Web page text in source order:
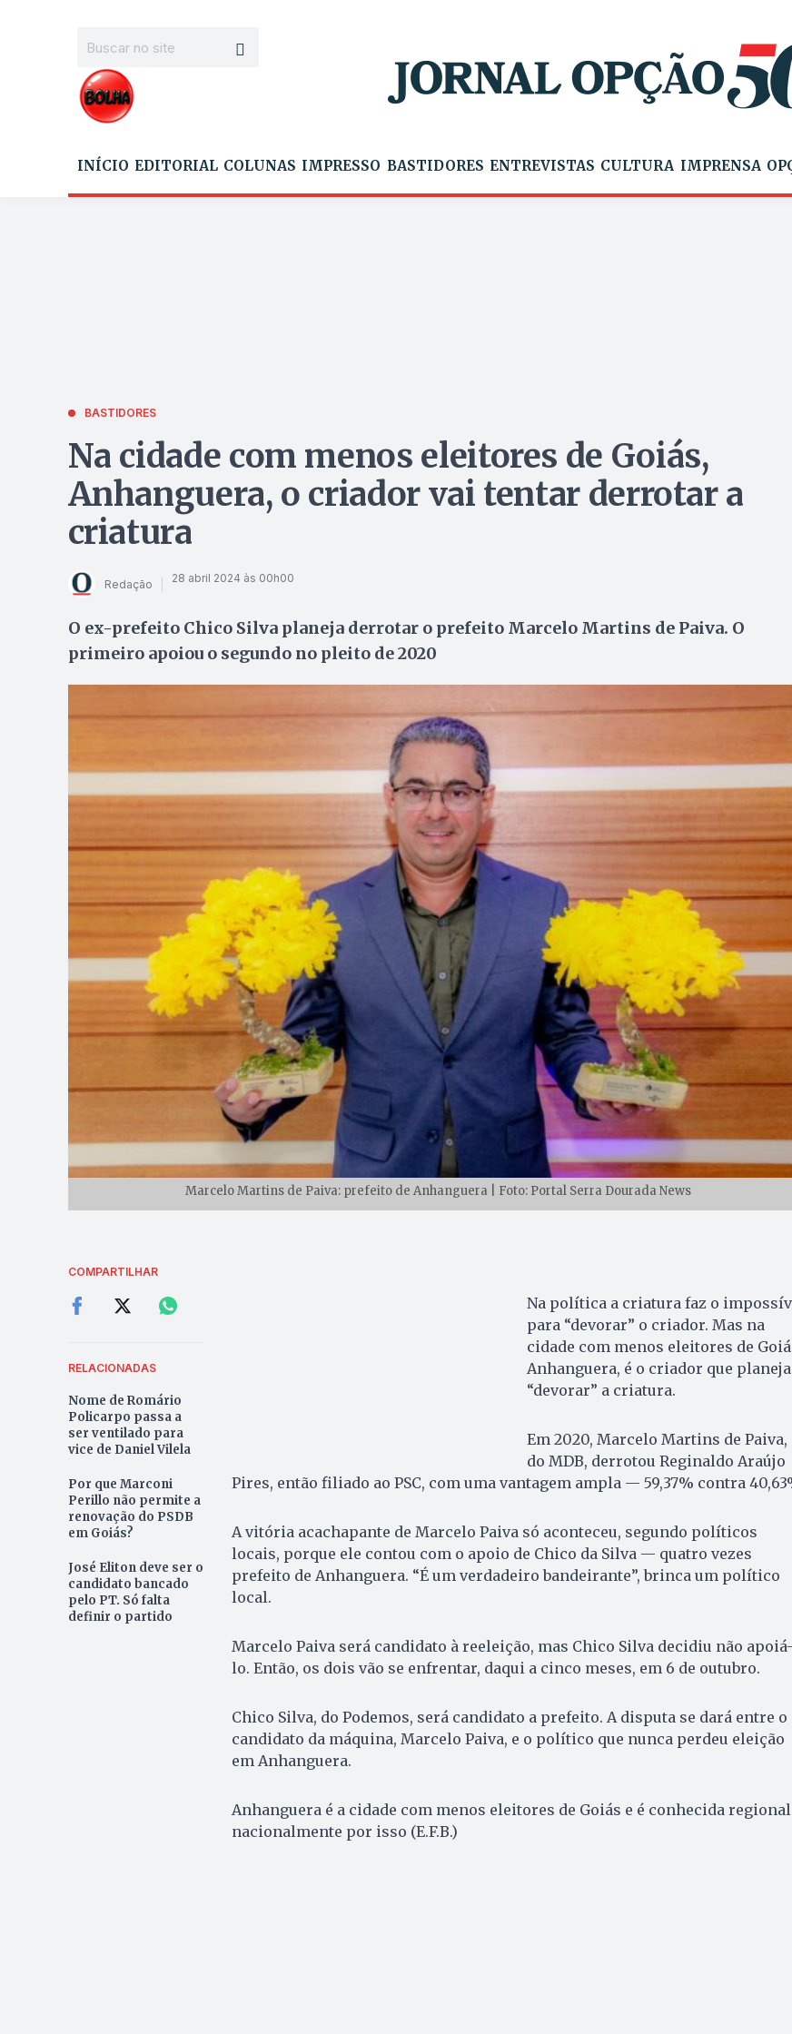
INÍCIO EDITORIAL COLUNAS IMPRESSO BASTIDORES ENTREVISTAS CULTURA IMPRENSA
BASTIDORES
Na cidade com menos eleitores de Goiás,
Anhanguera, o criador vai tentar derrotar a
criatura
Redação 28 abril 2024 às 00h00
O ex-prefeito Chico Silva planeja derrotar o prefeito Marcelo Martins de Paiva. O
primeiro apoiou o segundo no pleito de 2020
Marcelo Martins de Paiva: prefeito de Anhanguera | Foto: Portal Serra Dourada News
COMPARTILHAR
RELACIONADAS
Nome de Romário
Policarpo passa a
ser ventilado para
vice de Daniel Vilela
Por que Marconi
Perillo não permite a
renovação do PSDB
em Goiás?
José Eliton deve ser o
candidato bancado
pelo PT. Só falta
definir o partido
Na política a criatura faz o
para “devorar” o criador. Mas na
cidade com menos eleitores de
Anhanguera, é o criador que planeja
“devorar” a criatura.
Em 2020, Marcelo Martins de Paiva,
do MDB, derrotou Reginaldo Araújo
Pires, então filiado ao PSC, com uma vantagem ampla — 59,37% contra
A vitória acachapante de Marcelo Paiva só aconteceu, segundo políticos
locais, porque ele contou com o apoio de Chico da Silva — quatro vezes
prefeito de Anhanguera. “É um verdadeiro bandeirante”, brinca um político
local.
Marcelo Paiva será candidato à reeleição, mas Chico Silva decidiu não apoiá-
lo. Então, os dois vão se enfrentar, daqui a cinco meses, em 6 de outubro.
Chico Silva, do Podemos, será candidato a prefeito. A disputa se dará entre o
candidato da máquina, Marcelo Paiva, e o político que nunca perdeu eleição
em Anhanguera.
Anhanguera é a cidade com menos eleitores de Goiás e é conhecida regional
nacionalmente por isso (E.F.B.)